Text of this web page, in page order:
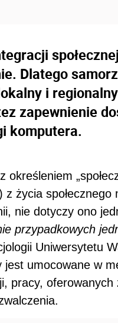
Dlatego
i
zapewnienie
komputera.
określeniem
z życia
nie dotyczy ono
przypadkowych
Uniwersytetu
umocowane w
pracy, oferowanych